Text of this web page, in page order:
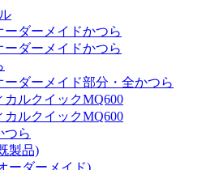
ーダーメイドかつら
ーダーメイドかつら
ーダーメイド部分・全かつら
カルクイックMQ600
カルクイックMQ600
つら
製品)
ーダーメイド)